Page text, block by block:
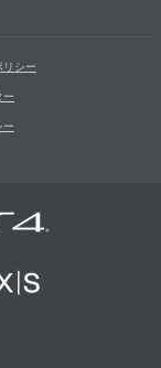
リシー
ー
ー